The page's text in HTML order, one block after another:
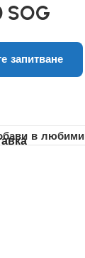
SOG
запитване
в любими